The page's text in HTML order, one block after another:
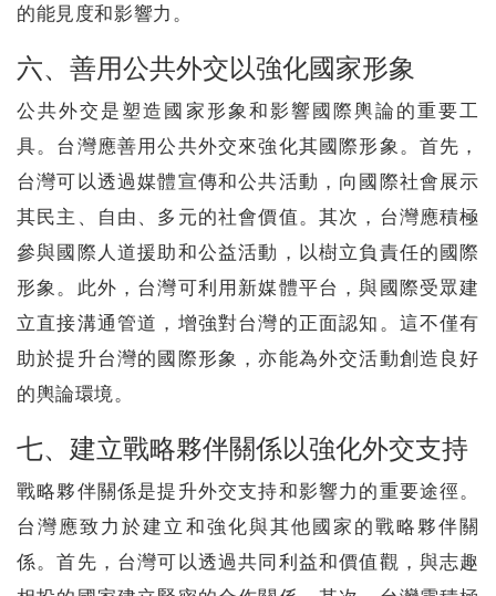
的能見度和影響力。
六、善用公共外交以強化國家形象
公共外交是塑造國家形象和影響國際輿論的重要工
具。台灣應善用公共外交來強化其國際形象。首先，
台灣可以透過媒體宣傳和公共活動，向國際社會展示
其民主、自由、多元的社會價值。其次，台灣應積極
參與國際人道援助和公益活動，以樹立負責任的國際
形象。此外，台灣可利用新媒體平台，與國際受眾建
立直接溝通管道，增強對台灣的正面認知。這不僅有
助於提升台灣的國際形象，亦能為外交活動創造良好
的輿論環境。
七、建立戰略夥伴關係以強化外交支持
戰略夥伴關係是提升外交支持和影響力的重要途徑。
台灣應致力於建立和強化與其他國家的戰略夥伴關
係。首先，台灣可以透過共同利益和價值觀，與志趣